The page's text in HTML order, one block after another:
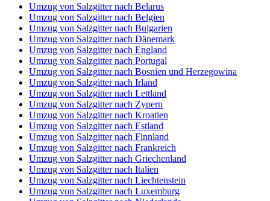
Umzug von Salzgitter nach Belarus
Umzug von Salzgitter nach Belgien
Umzug von Salzgitter nach Bulgarien
Umzug von Salzgitter nach Dänemark
Umzug von Salzgitter nach England
Umzug von Salzgitter nach Portugal
Umzug von Salzgitter nach Bosnien und Herzegowina
Umzug von Salzgitter nach Irland
Umzug von Salzgitter nach Lettland
Umzug von Salzgitter nach Zypern
Umzug von Salzgitter nach Kroatien
Umzug von Salzgitter nach Estland
Umzug von Salzgitter nach Finnland
Umzug von Salzgitter nach Frankreich
Umzug von Salzgitter nach Griechenland
Umzug von Salzgitter nach Italien
Umzug von Salzgitter nach Liechtenstein
Umzug von Salzgitter nach Luxemburg